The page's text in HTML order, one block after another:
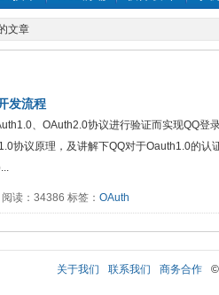
文章
发流程
、OAuth2.0协议进行验证而实现QQ登
协议原理，及讲解下QQ对于Oauth1.0的认
读：34386 标签： OAuth
关于我们 联系我们 商务合作